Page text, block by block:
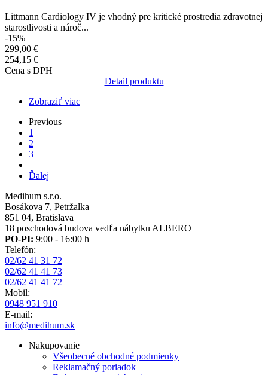
Littmann Cardiology IV je vhodný pre kritické prostredia zdravotnej
starostlivosti a nároč...
-15%
299,00 €
254,15 €
Cena s DPH
Detail produktu
Zobraziť viac
Pagination
Previous
page
Previous
Aktuálna
stránka
1
Page
2
Page
3
Ďalšia
Ďalej
Medihum s.r.o.
Bosákova 7, Petržalka
851 04, Bratislava
18 poschodová budova vedľa nábytku ALBERO
PO-PI: 9:00 - 16:00 h
Telefón:
02/62 41 31 72
02/62 41 41 73
02/62 41 41 72
Mobil:
0948 951 910
E-mail:
info@medihum.sk
Nakupovanie
Všeobecné obchodné podmienky
Reklamačný poriadok